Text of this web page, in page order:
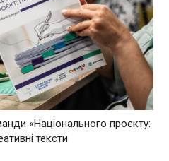
«Національного проєкту:
тексти